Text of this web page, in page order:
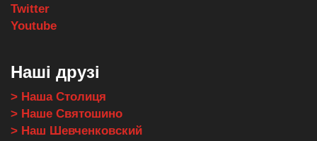
Twitter
Youtube
Наші друзі
> Наша Столиця
> Наше Святошино
> Наш Шевченковский